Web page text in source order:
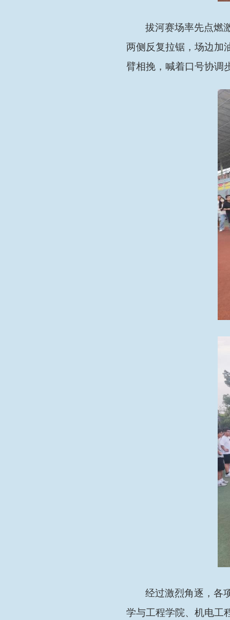
拔河赛场率先点燃
两侧反复拉锯，场边加
臂相挽，喊着口号协调
经过激烈角逐，各
学与工程学院、机电工